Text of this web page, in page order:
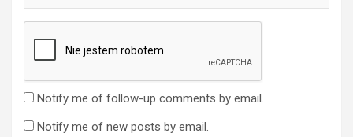
Notify me of follow-up comments by email.
Notify me of new posts by email.